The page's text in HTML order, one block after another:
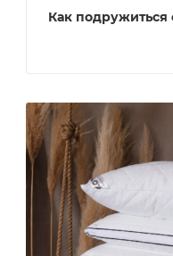
Как подружиться